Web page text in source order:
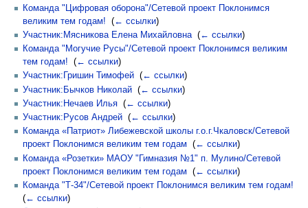
Команда "Цифровая оборона"/Сетевой проект Поклонимся
великим тем годам!
(← ссылки)
Участник:Мясникова Елена Михайловна (← ссылки)
Команда "Могучие Русы"/Сетевой проект Поклонимся великим
тем годам!
(← ссылки)
Участник:Гришин Тимофей (← ссылки)
Участник:Бычков Николай (← ссылки)
Участник:Нечаев Илья (← ссылки)
Участник:Русов Андрей (← ссылки)
Команда «Патриот» Либежевской школы г.о.г.Чкаловск/Сетевой
проект Поклонимся великим тем годам
(← ссылки)
Команда «Розетки» МАОУ "Гимназия №1" п. Мулино/Сетевой
проект Поклонимся великим тем годам
(← ссылки)
Команда "Т-34"/Сетевой проект Поклонимся великим тем годам!
(← ссылки)